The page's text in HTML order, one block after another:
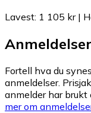
Lavest: 1 105 kr|
Anmeldelser
Fortell hva du
anmeldelser.
anmelder har brukt
mer om